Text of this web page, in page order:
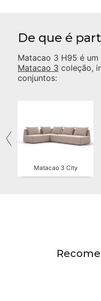
De que é
Matacao 3 H95 é um
Matacao 3 coleção,
conjuntos:
Matacao 3 City